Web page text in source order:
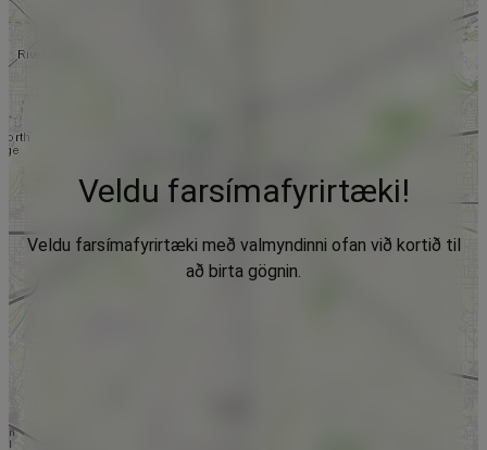
Veldu farsímafyrirtæki!
Veldu farsímafyrirtæki með valmyndinni ofan við kortið til
að birta gögnin.